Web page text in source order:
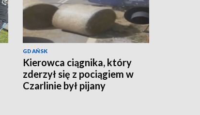
GDAŃSK
Kierowca ciągnika, który
zderzył się z pociągiem w
Czarlinie był pijany